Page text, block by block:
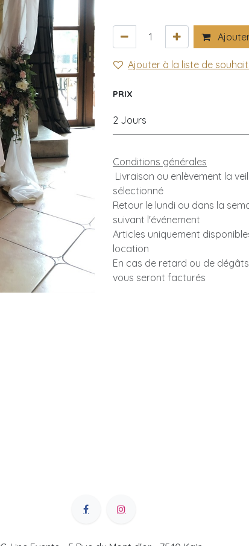
Ajouter à la liste de
PRIX
2 Jours
Conditions générales
Livraison ou enlèvement la
sélectionné
Retour le lundi ou dans la
suivant l'événement
Articles uniquement
location
En cas de retard ou de
vous seront facturés